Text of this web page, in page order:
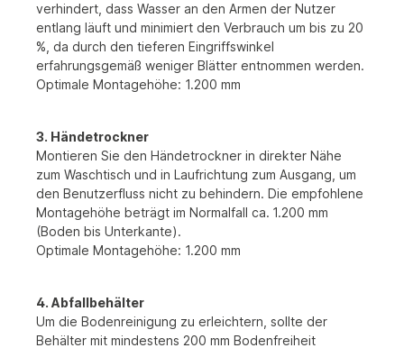
verhindert, dass Wasser an den Armen der Nutzer
entlang läuft und minimiert den Verbrauch um bis zu 20
%, da durch den tieferen Eingriffswinkel
erfahrungsgemäß weniger Blätter entnommen werden.
Optimale Montagehöhe: 1.200 mm
3. Händetrockner
Montieren Sie den Händetrockner in direkter Nähe
zum Waschtisch und in Laufrichtung zum Ausgang, um
den Benutzerfluss nicht zu behindern. Die empfohlene
Montagehöhe beträgt im Normalfall ca. 1.200 mm
(Boden bis Unterkante).
Optimale Montagehöhe: 1.200 mm
4. Abfallbehälter
Um die Bodenreinigung zu erleichtern, sollte der
Behälter mit mindestens 200 mm Bodenfreiheit